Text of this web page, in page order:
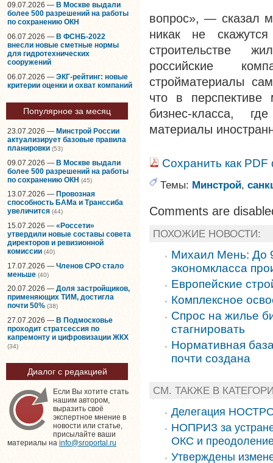
09.07.2026 — В Москве выдали
более 500 разрешений на работы
по сохранению ОКН
06.07.2026 — В ФСНБ-2022
внесли новые сметные нормы
для гидротехнических
сооружений
06.07.2026 — ЭКГ-рейтинг: новые
критерии оценки и охват компаний
Популярное за месяц
23.07.2026 — Минстрой России
актуализирует базовые правила
планировки (53)
09.07.2026 — В Москве выдали
более 500 разрешений на работы
по сохранению ОКН (45)
13.07.2026 — Провозная
способность БАМа и Транссиба
увеличится (44)
15.07.2026 — «Россети»
утвердили новые составы совета
директоров и ревизионной
комиссии (40)
17.07.2026 — Членов СРО стало
меньше (40)
20.07.2026 — Доля застройщиков,
применяющих ТИМ, достигла
почти 50% (38)
27.07.2026 — В Подмосковье
проходит стратсессия по
капремонту и цифровизации ЖКХ
(34)
Диалог с редакцией
Если Вы хотите стать
нашим автором,
выразить своё
экспертное мнение в
новости или статье,
присылайте ваши
материалы на info@sroportal.ru
вопрос», — сказал
никак не
строительстве
российские
стройматериалы
что в перспективе
бизнес-класса,
материалы
Сохранить как
Темы: Минстрой,
Comments are
ПОХОЖИЕ НОВОСТИ:
Михаил Мень: До
экономкласса
Европейские
Комплексное
Спрос на жилье
стагнировать
Нормативная
почти создана
СМ. ТАКЖЕ В
Делегация
НОПРИЗ за
ОКС и
Утверждены